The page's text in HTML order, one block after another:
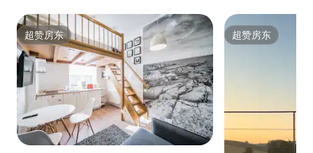
超赞房东
超赞房东 超赞房东
超赞房东